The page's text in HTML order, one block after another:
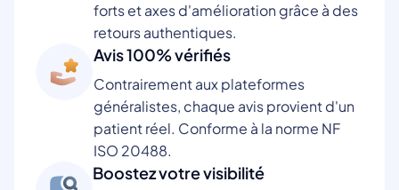
forts et axes d'amélioration grâce à des
retours authentiques.
Avis 100% vérifiés
Contrairement aux plateformes
généralistes, chaque avis provient d'un
patient réel. Conforme à la norme NF
ISO 20488.
Boostez votre visibilité